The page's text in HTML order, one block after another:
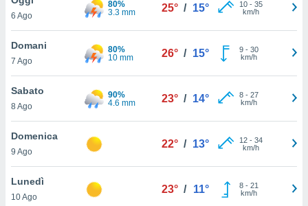
è
al sito
di
ci
di
il
un
6 Ago
80%
3.3 mm
25° / 15° 10- 35
km/h
Domani
7 Ago
80%
10 mm
26° / 15° 9- 30
km/h
Sabato
8 Ago
90%
4.6 mm
23° / 14° 8- 27
km/h
Domenica
9 Ago
22° / 13° 12- 34
km/h
Lunedì
10 Ago
23° / 11° 8- 21
km/h